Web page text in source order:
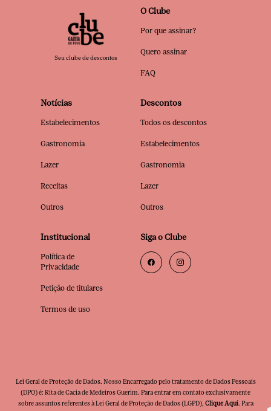
Seu clube de descontos
O Clube
Por que assinar?
Quero assinar
FAQ
Notícias
Estabelecimentos
Gastronomia
Lazer
Receitas
Outros
Descontos
Todos os descontos
Estabelecimentos
Gastronomia
Lazer
Outros
Institucional
Política de
Privacidade
Petição de titulares
Termos de uso
Siga o Clube
Lei Geral de Proteção de Dados. Nosso Encarregado pelo tratamento de Dados Pessoais
(DPO) é: Rita de Cacia de Medeiros Guerim. Para entrar em contato exclusivamente
sobre assuntos referentes à Lei Geral de Proteção de Dados (LGPD), Clique Aqui. Para